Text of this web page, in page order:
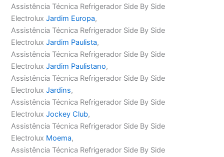
Assistência Técnica Refrigerador Side By Side
ElectroluxJardim Europa,
Assistência Técnica Refrigerador Side By Side
ElectroluxJardim Paulista,
Assistência Técnica Refrigerador Side By Side
ElectroluxJardim Paulistano,
Assistência Técnica Refrigerador Side By Side
ElectroluxJardins,
Assistência Técnica Refrigerador Side By Side
ElectroluxJockey Club,
Assistência Técnica Refrigerador Side By Side
Electrolux Moema,
Assistência Técnica Refrigerador Side By Side